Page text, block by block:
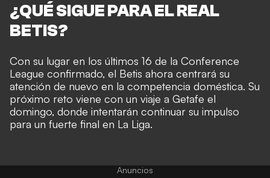
¿QUÉ SIGUE PARA EL REAL
BETIS?
Con su lugar en los últimos 16 de la Conference
League confirmado, el Betis ahora centrará su
atención de nuevo en la competencia doméstica. Su
próximo reto viene con un viaje a Getafe el
domingo, donde intentarán continuar su impulso
para un fuerte final en La Liga.